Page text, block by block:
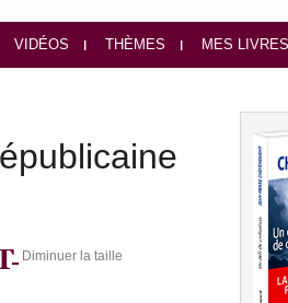
VIDÉOS THÈMES MES LIVRES
Diminuer la taille